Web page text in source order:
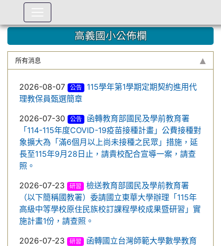
高義國小公佈欄
所有消息
2026-08-07 公告
115學年第1學期定期契約進用代
理教保員甄選簡章
2026-07-30
公告
函轉教育部國民及學前教育署
「114-115年度COVID-19疫苗接種計畫」公費接種對
象擴大為「滿6個月以上尚未接種之民眾」措施，延
長至115年9月28日止，請貴校配合宣導一案，請查
照。
2026-07-23
研習
檢送教育部國民及學前教育署
（以下簡稱國教署）委請國立東華大學辦理「115年
高級中等學校原住民族校訂課程學校成果暨研習」實
施計畫1份，請查照。
2026-07-23
研習
函轉國立台灣師範大學數學教育